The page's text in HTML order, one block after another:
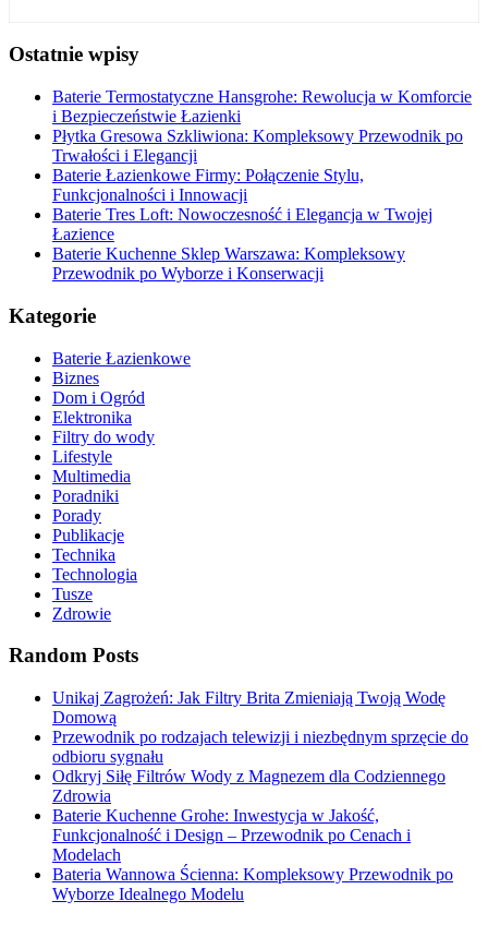
Ostatnie wpisy
Baterie Termostatyczne Hansgrohe: Rewolucja w Komforcie
i Bezpieczeństwie Łazienki
Płytka Gresowa Szkliwiona: Kompleksowy Przewodnik po
Trwałości i Elegancji
Baterie Łazienkowe Firmy: Połączenie Stylu,
Funkcjonalności i Innowacji
Baterie Tres Loft: Nowoczesność i Elegancja w Twojej
Łazience
Baterie Kuchenne Sklep Warszawa: Kompleksowy
Przewodnik po Wyborze i Konserwacji
Kategorie
Baterie Łazienkowe
Biznes
Dom i Ogród
Elektronika
Filtry do wody
Lifestyle
Multimedia
Poradniki
Porady
Publikacje
Technika
Technologia
Tusze
Zdrowie
Random Posts
Unikaj Zagrożeń: Jak Filtry Brita Zmieniają Twoją Wodę
Domową
Przewodnik po rodzajach telewizji i niezbędnym sprzęcie do
odbioru sygnału
Odkryj Siłę Filtrów Wody z Magnezem dla Codziennego
Zdrowia
Baterie Kuchenne Grohe: Inwestycja w Jakość,
Funkcjonalność i Design – Przewodnik po Cenach i
Modelach
Bateria Wannowa Ścienna: Kompleksowy Przewodnik po
Wyborze Idealnego Modelu